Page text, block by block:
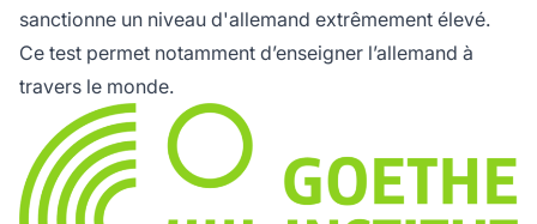
sanctionne un niveau d'allemand extrêmement élevé.
Ce test permet notamment d’enseigner l’allemand à
travers le monde.